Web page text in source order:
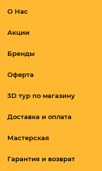
О Нас
Акции
Бренды
Оферта
3D тур по магазину
Доставка и оплата
Мастерская
Гарантия и возврат